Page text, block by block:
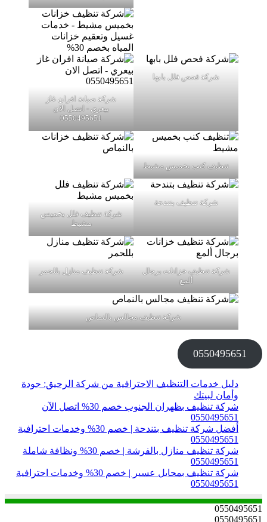
شركة فحص فلل بابها
شركة صيانة افران غاز
بيعري - اتصل الان
0550495651
تنظيف كنب بخميس مشيط
شركة تنظيف بتندحة
شركة تنظيف فلل بخميس
مشيط
شركة تنظيف خزانات برجال
ألمع
شركة تنظيف منازل بللحمر
شركة تنظيف مجالس بالنماص
0550495651
دليل خدمات التنظيف الاحترافية من شركة الرحيق: جودة
وأمان لبيتك
شركة تنظيف بظهران الجنوب خصم 30% اتصل الآن
0550495651
أفضل شركة تنظيف بتندحة | خصم 30% وخدمات احترافية
0550495651
شركة تنظيف منازل بالفرشة | خصم 30% ونظافة شاملة
0550495651
شركة تنظيف بمحايل عسير | خصم 30% وخدمات احترافية
0550495651
0550495651
0550495651